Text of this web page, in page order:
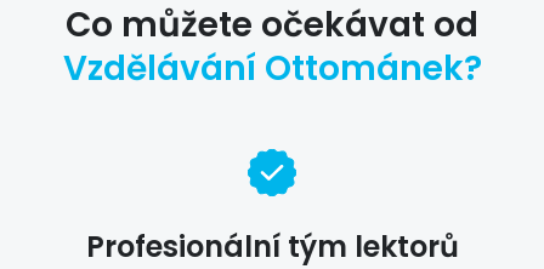
Co můžete očekávat od
Vzdělávání Ottománek?
Profesionální tým lektorů